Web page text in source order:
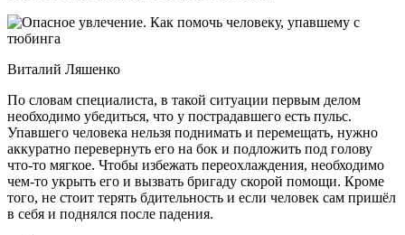
Виталий Ляшенко
По словам специалиста, в такой ситуации первым делом
необходимо убедиться, что у пострадавшего есть пульс.
Упавшего человека нельзя поднимать и перемещать, нужно
аккуратно перевернуть его на бок и подложить под голову
что-то мягкое. Чтобы избежать переохлаждения, необходимо
чем-то укрыть его и вызвать бригаду скорой помощи. Кроме
того, не стоит терять бдительность и если человек сам пришёл
в себя и поднялся после падения.